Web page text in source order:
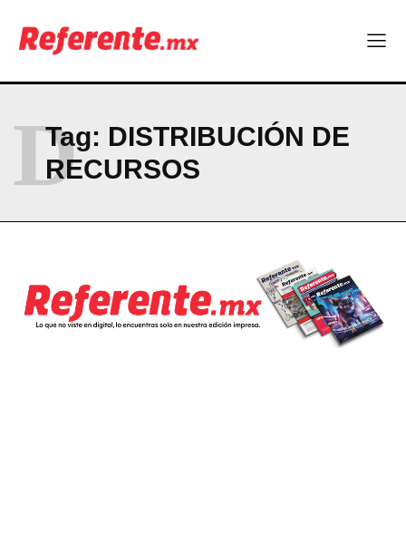
Company
PRIVACY POLICY
NEWSLETTER
Tag: DISTRIBUCIÓN DE
RECURSOS
D